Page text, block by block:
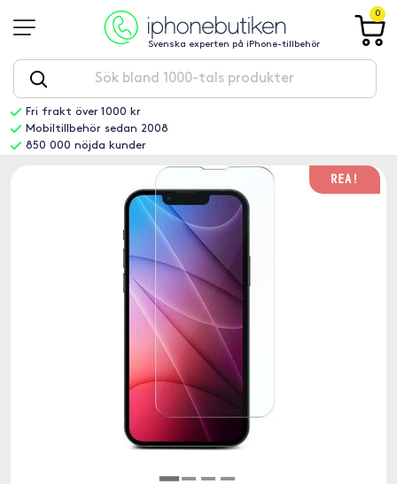
Svenska experten på iPhone-tillbehör
0
Fri frakt över 1000 kr
Mobiltillbehör sedan 2008
850 000 nöjda kunder
REA!